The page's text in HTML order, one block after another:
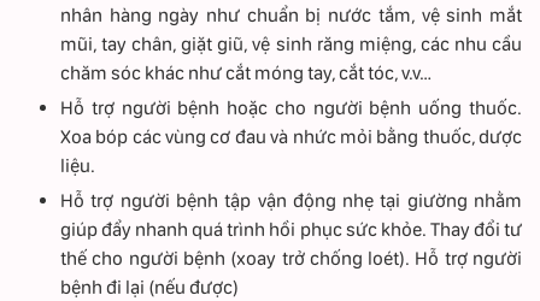
nhân hàng ngày như chuẩn bị nước tắm, vệ sinh mắt
mũi, tay chân, giặt giũ, vệ sinh răng miệng, các nhu cầu
chăm sóc khác như cắt móng tay, cắt tóc, v.v…
Hỗ trợ người bệnh hoặc cho người bệnh uống thuốc.
Xoa bóp các vùng cơ đau và nhức mỏi bằng thuốc, dược
liệu.
Hỗ trợ người bệnh tập vận động nhẹ tại giường nhằm
giúp đẩy nhanh quá trình hồi phục sức khỏe. Thay đổi tư
thế cho người bệnh (xoay trở chống loét). Hỗ trợ người
bệnh đi lại (nếu được)